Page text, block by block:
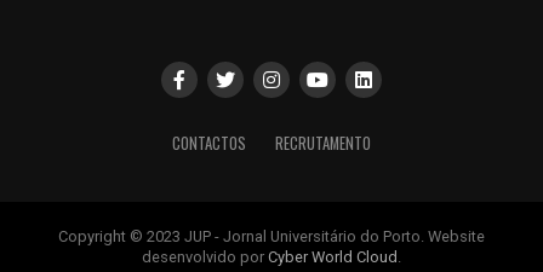
CONTACTOS RECRUTAMENTO
Copyright © 2023 JUP - Jornal Universitário do Porto. Website
desenvolvido por Cyber World Cloud